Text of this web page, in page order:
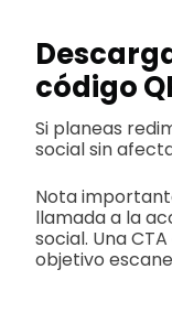
código
Si planeas
social sin
Nota
llamada a la
social. Una
objetivo